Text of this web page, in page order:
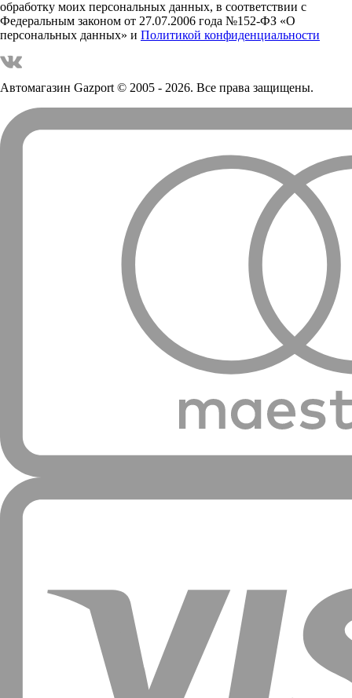
обработку моих персональных данных, в соответствии с
Федеральным законом от 27.07.2006 года №152-ФЗ «О
персональных данных» и Политикой конфиденциальности
Автомагазин Gazport© 2005 - 2026. Все права защищены.